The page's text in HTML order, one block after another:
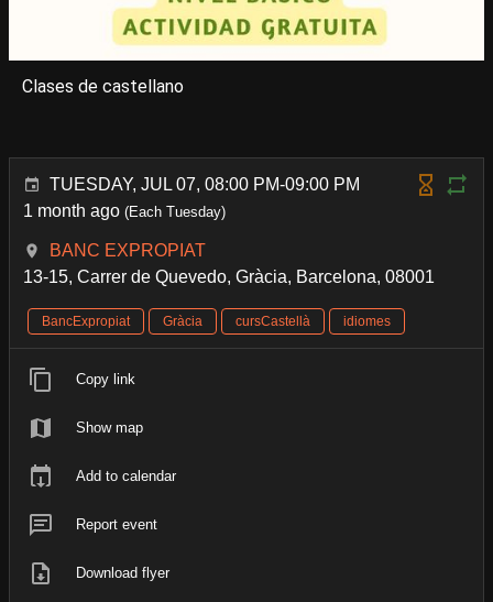
Clases de castellano
TUESDAY, JUL 07, 08:00 PM-09:00 PM
1 month ago (Each Tuesday)
BANC EXPROPIAT
13-15, Carrer de Quevedo, Gràcia, Barcelona, 08001
BancExpropiat Gràcia cursCastellà idiomes
Copy link
Show map
Add to calendar
Report event
Download flyer